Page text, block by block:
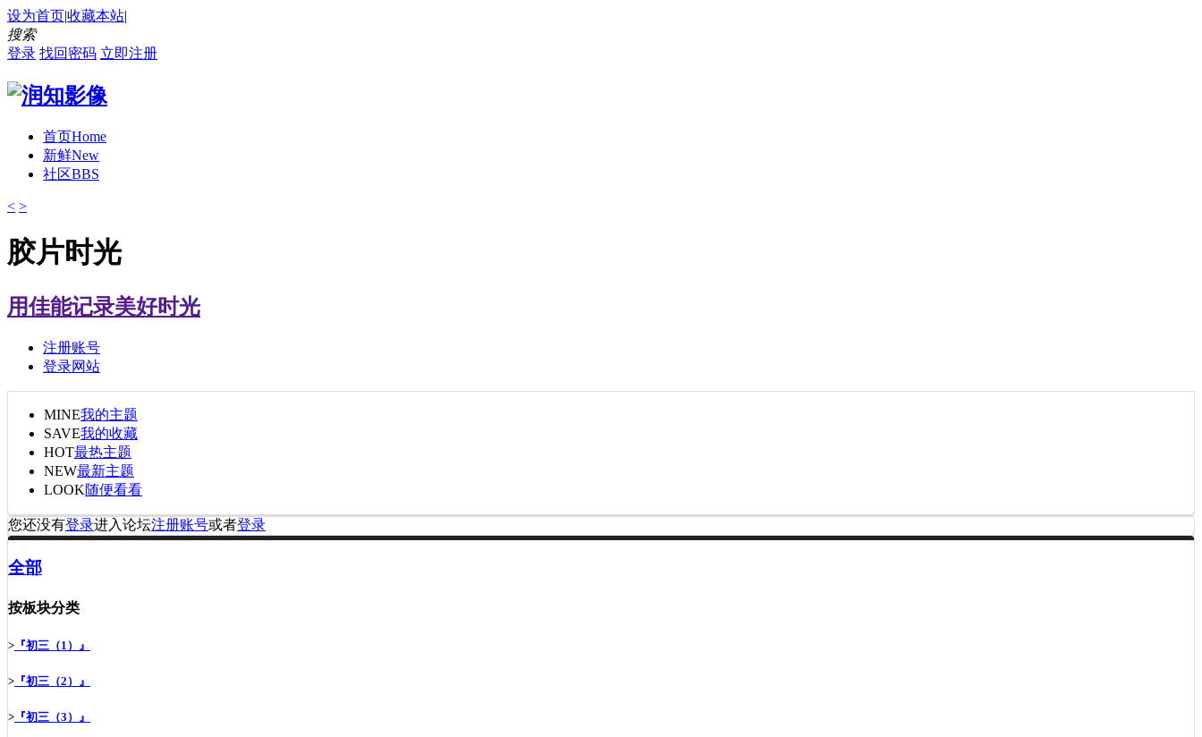
设为首页|收藏本站|
搜索
登录 找回密码 立即注册
首页Home
新鲜New
社区BBS
< >
胶片时光
用佳能记录美好时光
注册账号
登录网站
MINE我的主题
SAVE我的收藏
HOT最热主题
NEW最新主题
LOOK随便看看
您还没有登录进入论坛注册账号或者登录
全部
按板块分类
> 『初三（1）』
> 『初三（2）』
> 『初三（3）』